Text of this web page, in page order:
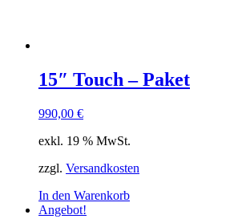
15″ Touch – Paket
990,00 €
exkl. 19 % MwSt.
zzgl. Versandkosten
In den Warenkorb
Angebot!